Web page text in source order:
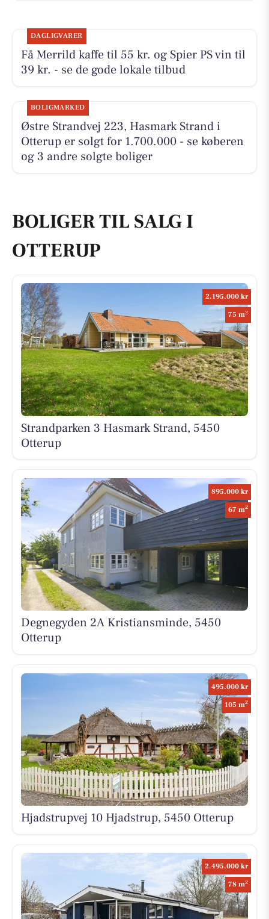
DAGLIGVARER
Få Merrild kaffe til 55 kr. og Spier PS vin til
39 kr. - se de gode lokale tilbud
BOLIGMARKED
Østre Strandvej 223, Hasmark Strand i
Otterup er solgt for 1.700.000 - se køberen
og 3 andre solgte boliger
BOLIGER TIL SALG I
OTTERUP
2.195.000 kr
75 m2
Strandparken 3 Hasmark Strand, 5450
Otterup
895.000 kr
67 m2
Degnegyden 2A Kristiansminde, 5450
Otterup
495.000 kr
105 m2
Hjadstrupvej 10 Hjadstrup, 5450 Otterup
2.495.000 kr
78 m2